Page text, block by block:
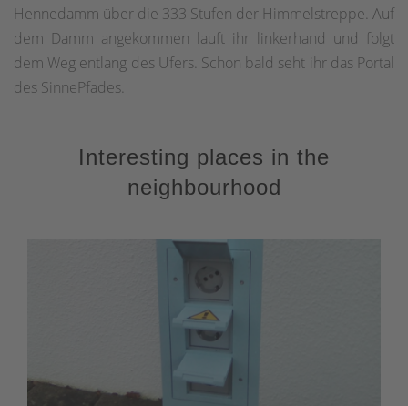
Hennedamm über die 333 Stufen der Himmelstreppe. Auf
dem Damm angekommen lauft ihr linkerhand und folgt
dem Weg entlang des Ufers. Schon bald seht ihr das Portal
des SinnePfades.
Interesting places in the
neighbourhood